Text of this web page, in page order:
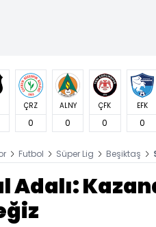
ÇRZ
0
ALNY
0
ÇFK
0
EFK
0
Futbol Süper Lig Beşiktaş
Adalı: